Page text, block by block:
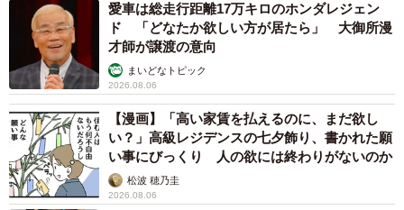
愛車は総走行距離17万キロのホンダレジェン
ド 「どなたか欲しい方が居たら」 大御所漫
才師が譲渡の意向
まいどなトピック
2026.08.06
【漫画】「高い家賃を払えるのに、まだ欲し
い？」高級レジデンスの七夕飾り、書かれた願
い事にびっくり 人の欲には終わりがないのか
松波 穂乃圭
2026.08.06